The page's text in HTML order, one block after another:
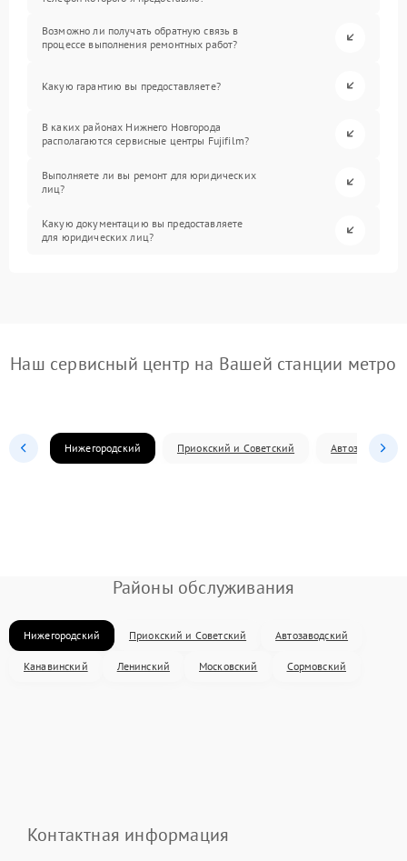
Возможно ли получать обратную связь в
процессе выполнения ремонтных работ?
Какую гарантию вы предоставляете?
В каких районах Нижнего Новгорода
располагаются сервисные центры Fujifilm?
Выполняете ли вы ремонт для юридических
лиц?
Какую документацию вы предоставляете
для юридических лиц?
Наш сервисный центр на Вашей станции метро
Нижегородский Приокский и Советский Автозаводский
Районы обслуживания
Нижегородский Приокский и Советский Автозаводский
Канавинский Ленинский Московский Сормовский
Контактная информация